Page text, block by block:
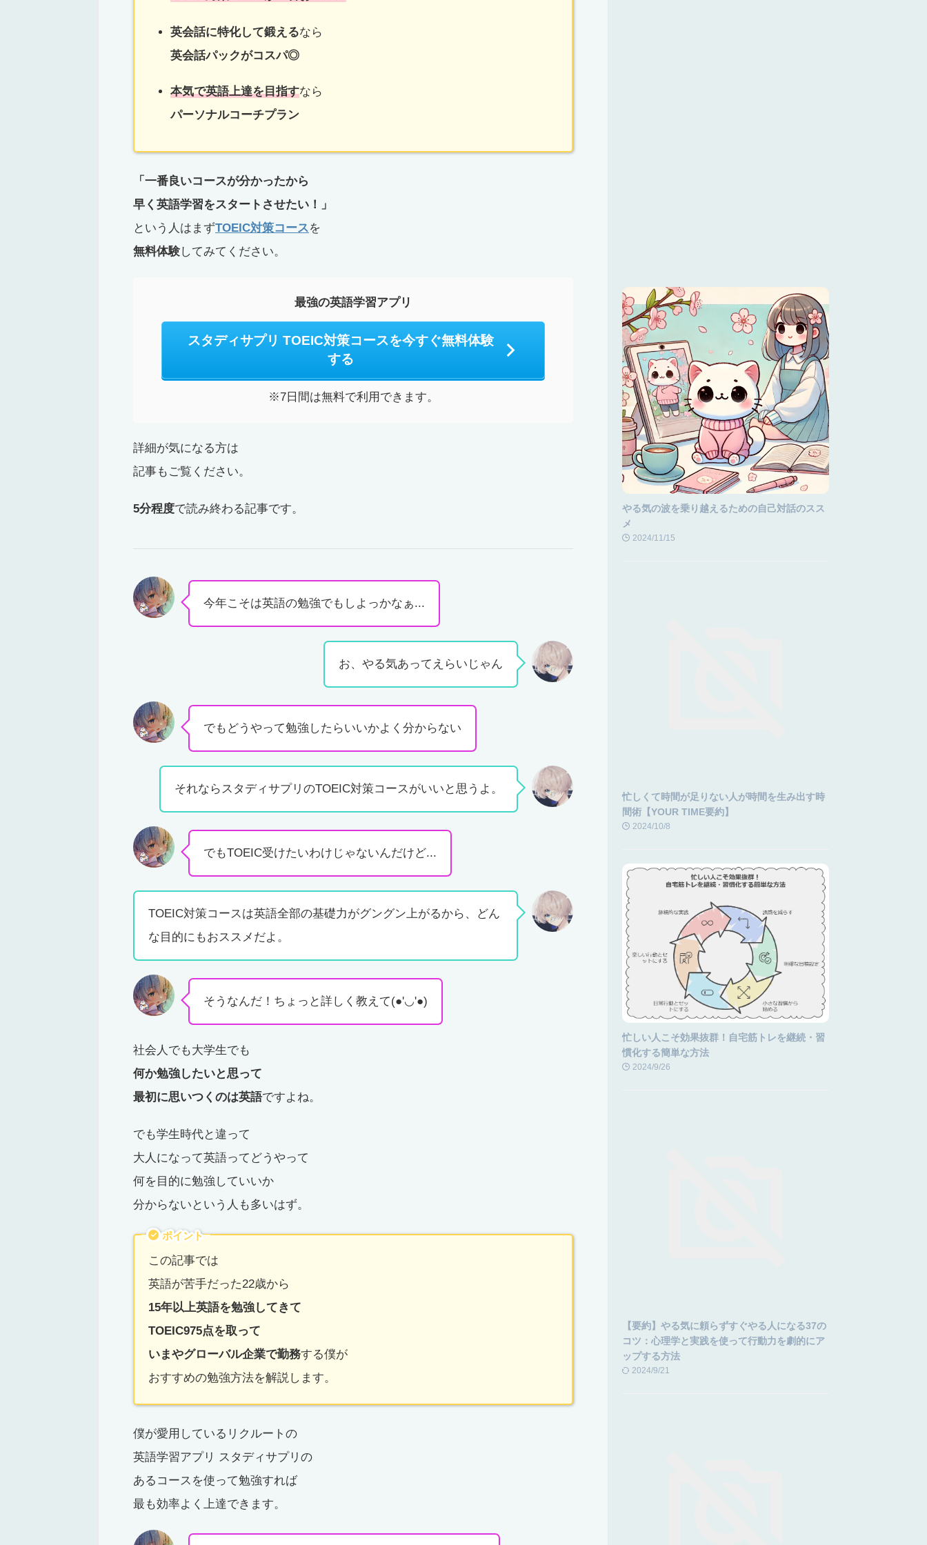
英会話に特化して鍛えるなら
英会話パックがコスパ◎
本気で英語上達を目指すなら
パーソナルコーチプラン
「一番良いコースが分かったから
早く英語学習をスタートさせたい！」
という人はまずTOEIC対策コース を
無料体験してみてください。
最強の英語学習アプリ
スタディサプリ TOEIC対策コースを今すぐ無料体験
する
※7日間は無料で利用できます。
詳細が気になる方は
記事もご覧ください。
5分程度で読み終わる記事です。
今年こそは英語の勉強でもしよっかなぁ...
お、やる気あってえらいじゃん
でもどうやって勉強したらいいかよく分からない
それならスタディサプリのTOEIC対策コースがいいと思うよ。
でもTOEIC受けたいわけじゃないんだけど...
TOEIC対策コースは英語全部の基礎力がグングン上がるから、どん
な目的にもおススメだよ。
そうなんだ！ちょっと詳しく教えて(●'◡'●)
社会人でも大学生でも
何か勉強したいと思って
最初に思いつくのは英語ですよね。
でも学生時代と違って
大人になって英語ってどうやって
何を目的に勉強していいか
分からないという人も多いはず。
ポイント
この記事では
英語が苦手だった22歳から
15年以上英語を勉強してきて
TOEIC975点を取って
いまやグローバル企業で勤務する僕が
おすすめの勉強方法を解説します。
僕が愛用しているリクルートの
英語学習アプリ スタディサプリの
あるコースを使って勉強すれば
最も効率よく上達できます。
やる気の波を乗り越えるための自己対話のスス
メ
2024/11/15
忙しくて時間が足りない人が時間を生み出す時
間術【YOUR TIME要約】
2024/10/8
忙しい人こそ効果抜群！自宅筋トレを継続・習
慣化する簡単な方法
2024/9/26
【要約】やる気に頼らずすぐやる人になる37の
コツ：心理学と実践を使って行動力を劇的にア
ップする方法
2024/9/21